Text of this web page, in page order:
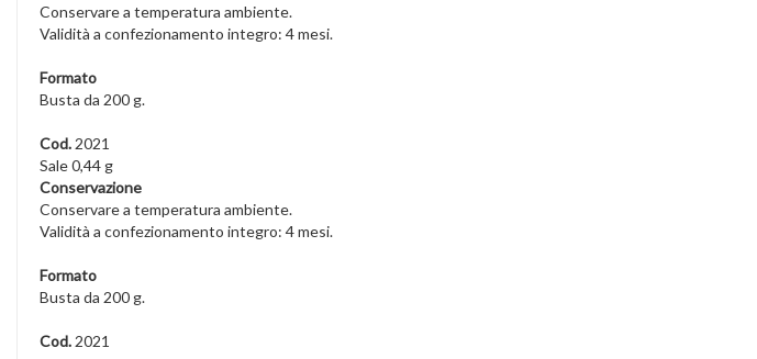
Conservare a temperatura ambiente.
Validità a confezionamento integro: 4 mesi.
Formato
Busta da 200 g.
Cod. 2021
Sale 0,44 g
Conservazione
Conservare a temperatura ambiente.
Validità a confezionamento integro: 4 mesi.
Formato
Busta da 200 g.
Cod. 2021